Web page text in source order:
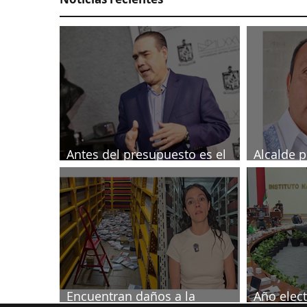
Antes del presupuesto es el
Tesorero: Heriberto
Alcalde
Encuentran daños a la
Año